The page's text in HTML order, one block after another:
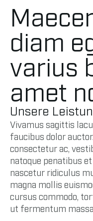
diam
varius
amet
Unsere
Vivamus sagittis
faucibus dolor
consectetur ac,
natoque penatibus
nascetur ridiculus
magna mollis
cursus commodo,
ut fermentum